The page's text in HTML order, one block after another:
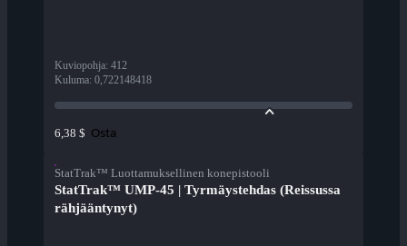
Kuviopohja: 412
Kuluma: 0,722148418
6,38 $ Osta
StatTrak™ Luottamuksellinen konepistooli
StatTrak™ UMP-45 | Tyrmäystehdas (Reissussa
rähjääntynyt)